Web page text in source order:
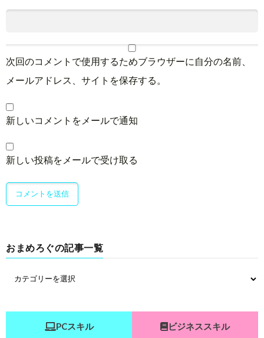
次回のコメントで使用するためブラウザーに自分の名前、
メールアドレス、サイトを保存する。
新しいコメントをメールで通知
新しい投稿をメールで受け取る
おまめろぐの記事一覧
PCスキル ビジネススキル